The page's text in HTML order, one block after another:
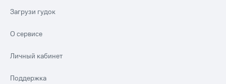
Загрузи гудок
О сервисе
Личный кабинет
Поддержка